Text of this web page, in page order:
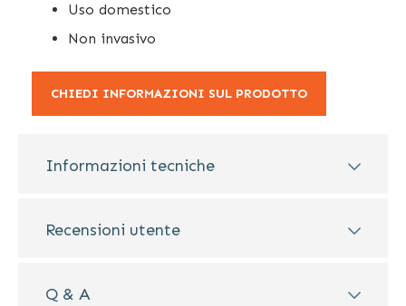
Uso domestico
Non invasivo
CHIEDI INFORMAZIONI SUL PRODOTTO
Informazioni tecniche
Recensioni utente
Q & A